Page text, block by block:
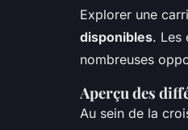
Explorer une
disponibles. Les
nombreuses
Aperçu des
Au sein de la